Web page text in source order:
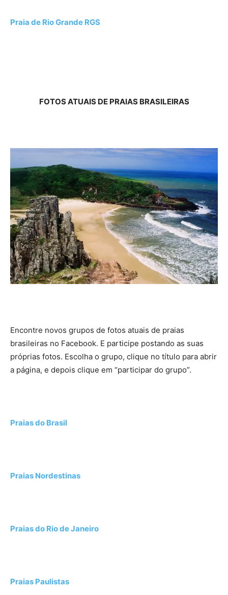
Praia de Rio Grande RGS
FOTOS ATUAIS DE PRAIAS BRASILEIRAS
Encontre novos grupos de fotos atuais de praias
brasileiras no Facebook. E participe postando as suas
próprias fotos. Escolha o grupo, clique no título para abrir
a página, e depois clique em “participar do grupo”.
Praias do Brasil
Praias Nordestinas
Praias do Rio de Janeiro
Praias Paulistas